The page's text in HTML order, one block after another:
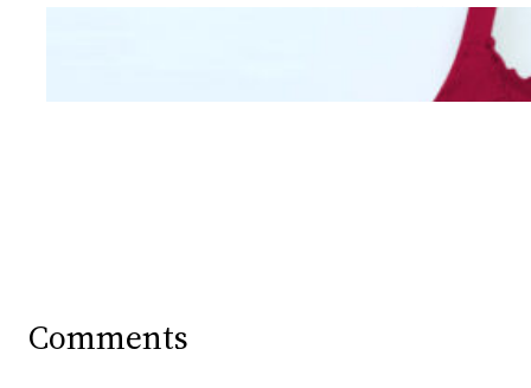
Mengintip Kepribadian
Wanita Dari Warna Bra
Comments